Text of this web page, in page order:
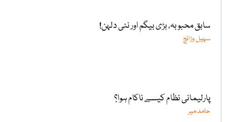
سابق محبوبہ، بڑی بیگم اور نئی دلہن!
سہیل وڑائچ
پارلیمانی نظام کیسے ناکام ہوا؟
حامد میر